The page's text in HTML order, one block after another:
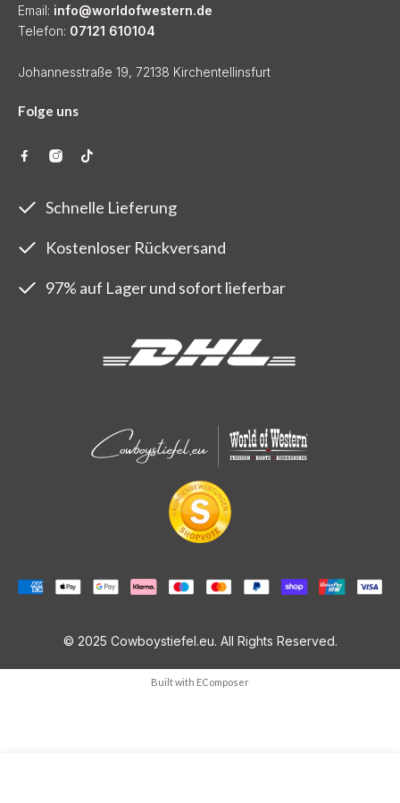
Email: info@worldofwestern.de
Telefon: 07121 610104
Johannesstraße 19, 72138 Kirchentellinsfurt
Folge uns
Schnelle Lieferung
Kostenloser Rückversand
97% auf Lager und sofort lieferbar
© 2025 Cowboystiefel.eu. All Rights Reserved.
Built with EComposer